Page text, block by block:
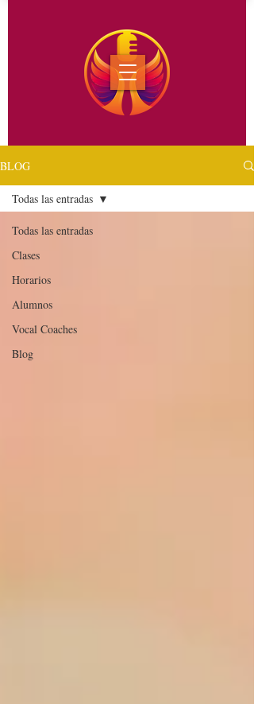
BLOG
Todas las entradas
Clases
Horarios
Alumnos
Vocal Coaches
Blog
Todas las entradas